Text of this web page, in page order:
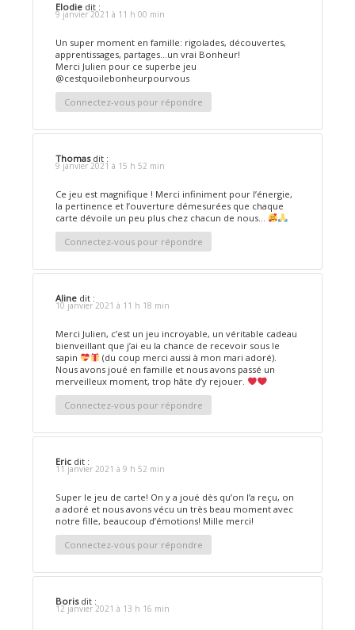
Elodie dit :
9 janvier 2021 à 11 h 00 min
Un super moment en famille: rigolades, découvertes,
apprentissages, partages…un vrai Bonheur!
Merci Julien pour ce superbe jeu
@cestquoilebonheurpourvous
Connectez-vous pour répondre
Thomas dit :
9 janvier 2021 à 15 h 52 min
Ce jeu est magnifique ! Merci infiniment pour l’énergie,
la pertinence et l’ouverture démesurées que chaque
carte dévoile un peu plus chez chacun de nous…
Connectez-vous pour répondre
Aline dit :
10 janvier 2021 à 11 h 18 min
Merci Julien, c’est un jeu incroyable, un véritable cadeau
bienveillant que j’ai eu la chance de recevoir sous le
sapin
(du coup merci aussi à mon mari adoré).
Nous avons joué en famille et nous avons passé un
merveilleux moment, trop hâte d’y rejouer.
Connectez-vous pour répondre
Eric dit :
11 janvier 2021 à 9 h 52 min
Super le jeu de carte! On y a joué dès qu’on l’a reçu, on
a adoré et nous avons vécu un très beau moment avec
notre fille, beaucoup d’émotions! Mille merci!
Connectez-vous pour répondre
Boris dit :
12 janvier 2021 à 13 h 16 min